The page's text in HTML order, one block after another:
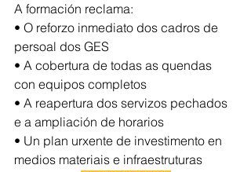
A formación reclama:
• O reforzo inmediato dos cadros de
persoal dos GES
• A cobertura de todas as quendas
con equipos completos
• A reapertura dos servizos pechados
e a ampliación de horarios
• Un plan urxente de investimento en
medios materiais e infraestruturas